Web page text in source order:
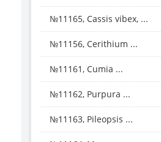
№11165, Cassis vibex, ...
№11156, Cerithium ...
№11161, Cumia ...
№11162, Purpura ...
№11163, Pileopsis ...